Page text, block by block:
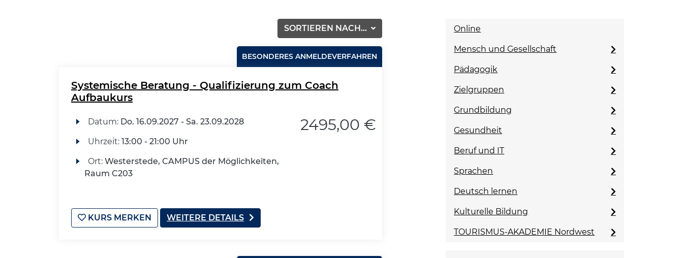
SORTIEREN NACH...
BESONDERES ANMELDEVERFAHREN
Systemische Beratung - Qualifizierung zum Coach
Aufbaukurs
Datum: Do. 16.09.2027 - Sa. 23.09.2028
Uhrzeit: 13:00 - 21:00 Uhr
Ort: Westerstede, CAMPUS der Möglichkeiten,
Raum C203
2495,00 €
KURS MERKEN WEITERE DETAILS
Online
Mensch und Gesellschaft
Pädagogik
Zielgruppen
Grundbildung
Gesundheit
Beruf und IT
Sprachen
Deutsch lernen
Kulturelle Bildung
TOURISMUS-AKADEMIE Nordwest